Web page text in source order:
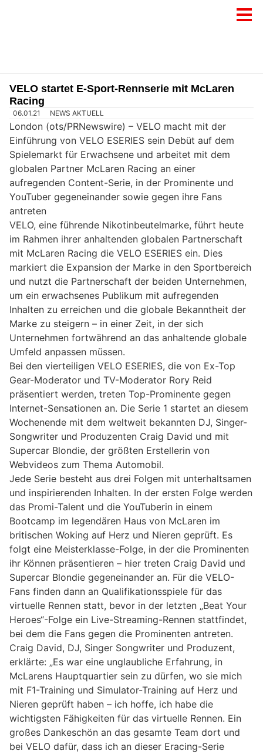
VELO startet E-Sport-Rennserie mit McLaren
Racing
06.01.21 NEWS AKTUELL
London (ots/PRNewswire) – VELO macht mit der
Einführung von VELO ESERIES sein Debüt auf dem
Spielemarkt für Erwachsene und arbeitet mit dem
globalen Partner McLaren Racing an einer
aufregenden Content-Serie, in der Prominente und
YouTuber gegeneinander sowie gegen ihre Fans
antreten
VELO, eine führende Nikotinbeutelmarke, führt heute
im Rahmen ihrer anhaltenden globalen Partnerschaft
mit McLaren Racing die VELO ESERIES ein. Dies
markiert die Expansion der Marke in den Sportbereich
und nutzt die Partnerschaft der beiden Unternehmen,
um ein erwachsenes Publikum mit aufregenden
Inhalten zu erreichen und die globale Bekanntheit der
Marke zu steigern – in einer Zeit, in der sich
Unternehmen fortwährend an das anhaltende globale
Umfeld anpassen müssen.
Bei den vierteiligen VELO ESERIES, die von Ex-Top
Gear-Moderator und TV-Moderator Rory Reid
präsentiert werden, treten Top-Prominente gegen
Internet-Sensationen an. Die Serie 1 startet an diesem
Wochenende mit dem weltweit bekannten DJ, Singer-
Songwriter und Produzenten Craig David und mit
Supercar Blondie, der größten Erstellerin von
Webvideos zum Thema Automobil.
Jede Serie besteht aus drei Folgen mit unterhaltsamen
und inspirierenden Inhalten. In der ersten Folge werden
das Promi-Talent und die YouTuberin in einem
Bootcamp im legendären Haus von McLaren im
britischen Woking auf Herz und Nieren geprüft. Es
folgt eine Meisterklasse-Folge, in der die Prominenten
ihr Können präsentieren – hier treten Craig David und
Supercar Blondie gegeneinander an. Für die VELO-
Fans finden dann an Qualifikationsspiele für das
virtuelle Rennen statt, bevor in der letzten „Beat Your
Heroes“-Folge ein Live-Streaming-Rennen stattfindet,
bei dem die Fans gegen die Prominenten antreten.
Craig David, DJ, Singer Songwriter und Produzent,
erklärte: „Es war eine unglaubliche Erfahrung, in
McLarens Hauptquartier sein zu dürfen, wo sie mich
mit F1-Training und Simulator-Training auf Herz und
Nieren geprüft haben – ich hoffe, ich habe die
wichtigsten Fähigkeiten für das virtuelle Rennen. Ein
großes Dankeschön an das gesamte Team dort und
bei VELO dafür, dass ich an dieser Eracing-Serie